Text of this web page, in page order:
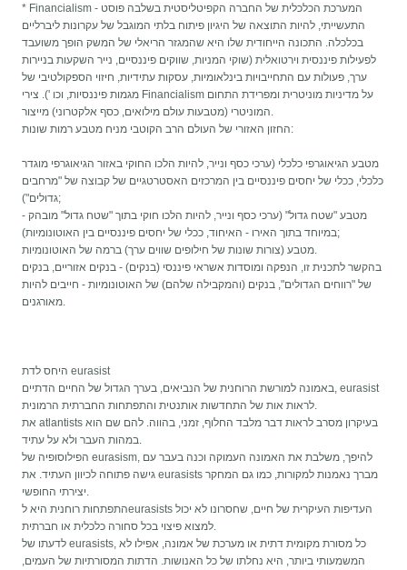
* Financialism - המערכת הכלכלית של החברה הקפיטליסטית בשלבה פוסט
התעשייתי, להיות התוצאה של היגיון פיתוח בלתי המוגבל של עקרונות ליברליים
בכלכלה. התכונה הייחודית שלו היא שהמגזר הריאלי של המשק הופך משועבד
לפעילות פיננסית וירטואלית (שוקי המניות, שווקים פיננסיים, נייר השקעות בניירות
ערך, פעולות עם התחייבויות בינלאומיות, עסקות עתידיות, חיזוי הספקולטיבי של
מגמות פיננסיות, וכו '). צירי Financialism על מדיניות מוניטרית ומפרידת התחום
החזון האזורי של העולם הרב הקוטבי מניח מטבע רמות שונות:
מטבע הגיאוגרפי כלכלי (ערכי כסף ונייר, להיות הלכו החוקי באזור הגיאוגרפי מוגדר
כלכלי, ככלי של יחסים פיננסיים בין המרכזים האסטרטגיים של קבוצה של "מרחבים
גדולים");
מטבע "שטח גדול" (ערכי כסף ונייר, להיות הלכו חוקי בתוך "שטח גדול" מובהק -
במיוחד בתוך האירו - האיחוד, ככלי של יחסים פיננסיים בין האוטונומיות);
בהקשר לתכנית זו, הנפקה ומוסדות אשראי פיננסי (בנקים) - בנקים אזוריים, בנקים
של "רווחים הגדולים", בנקים (והמקבילה שלהם) של האוטונומיות - חייבים להיות
היחס לדת eurasist
באמונה למורשת הרוחנית של הנביאים, בערך הגדול של החיים הדתיים, eurasist
את atlantists בעיקרון מסרב לראות דבר מלבד החלוף, זמני, בהווה. להם שם הוא
הפילוסופיה של eurasism, להיפך, משלבת את האמונה העמוקה וכנה בעבר עם
גישה פתוחה לכיוון העתיד. את eurasists מברך נאמנות למקורות, כמו גם המחקר
התפתחות רוחנית היא לeurasists העדיפות העיקרית של חיים, שחסרונו לא יכול
לדעתו של eurasists, כל מסורת מקומית דתית או מערכת של אמונה, אפילו לא
המשמעותי ביותר, היא נחלתו של כל האנושות. הדתות המסורתיות של העמים,